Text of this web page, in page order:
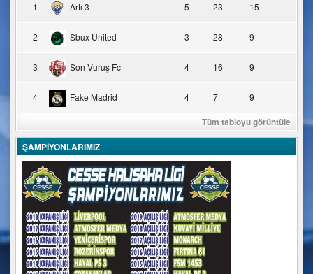
1 Artı 3 5 23 15
2 Sbux United 3 28 9
3 Son Vuruş Fc 4 16 9
4 Fake Madrid 4 7 9
Tüm tabloyu görüntüle
ŞAMPİYONLARIMIZ